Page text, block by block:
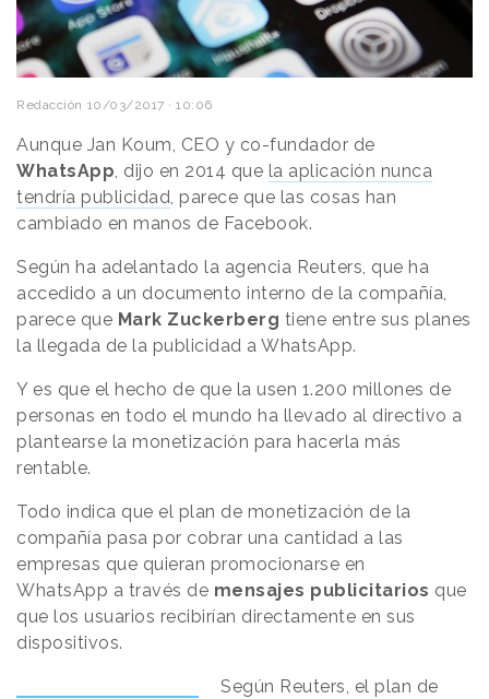
Redacción 10/03/2017 · 10:06
Aunque Jan Koum, CEO y co-fundador de
WhatsApp, dijo en 2014 que la aplicación nunca
tendría publicidad, parece que las cosas han
cambiado en manos de Facebook.
Según ha adelantado la agencia Reuters, que ha
accedido a un documento interno de la compañía,
parece que Mark Zuckerberg tiene entre sus planes
la llegada de la publicidad a WhatsApp.
Y es que el hecho de que la usen 1.200 millones de
personas en todo el mundo ha llevado al directivo a
plantearse la monetización para hacerla más
rentable.
Todo indica que el plan de monetización de la
compañía pasa por cobrar una cantidad a las
empresas que quieran promocionarse en
WhatsApp a través de mensajes publicitarios que
que los usuarios recibirían directamente en sus
dispositivos.
Según Reuters, el plan de